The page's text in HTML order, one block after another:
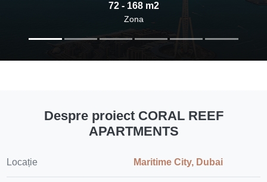
72 - 168 m2
Zona
Despre proiect CORAL REEF
APARTMENTS
Locație Maritime City, Dubai